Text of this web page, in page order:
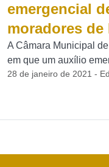
emergencial
moradores de
A Câmara Municipal
em que um auxílio
28 de janeiro de 2021 -